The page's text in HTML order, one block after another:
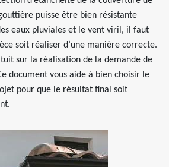
puisse être bien résistante
eaux pluviales et le vent viril, il faut
soit réaliser d’une manière correcte.
sur la réalisation de la demande de
document vous aide à bien choisir le
pour que le résultat final soit